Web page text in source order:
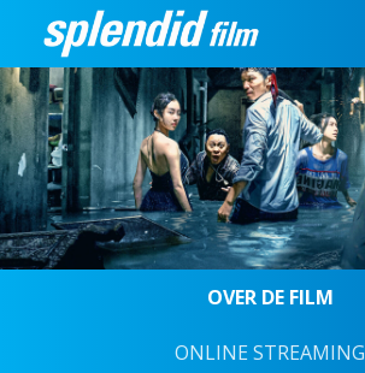
OVER DE FILM
ONLINE STREAMING